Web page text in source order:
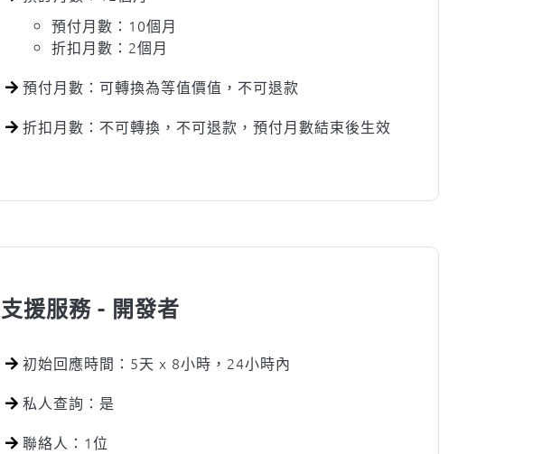
預付月數：10個月
折扣月數：2個月
預付月數：可轉換為等值價值，不可退款
折扣月數：不可轉換，不可退款，預付月數結束後生效
支援服務 - 開發者
初始回應時間：5天 x 8小時，24小時內
私人查詢：是
聯絡人：1位